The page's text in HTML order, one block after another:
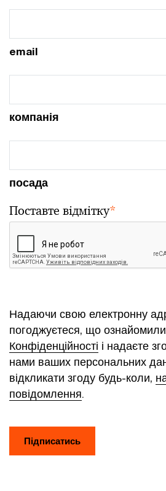
email
компанія
посада
Поставте відмітку*
Надаючи свою електронну
погоджуєтеся, що
Конфіденційності і надаєте
нами ваших персональних
відкликати згоду будь-коли,
повідомлення.
Підписатись